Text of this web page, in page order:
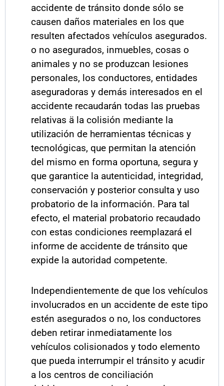
accidente de tránsito donde sólo se
causen daños materiales en los que
resulten afectados vehículos asegurados.
o no asegurados, inmuebles, cosas o
animales y no se produzcan lesiones
personales, los conductores, entidades
aseguradoras y demás interesados en el
accidente recaudarán todas las pruebas
relativas ä la colisión mediante la
utilización de herramientas técnicas y
tecnológicas, que permitan la atención
del mismo en forma oportuna, segura y
que garantice la autenticidad, integridad,
conservación y posterior consulta y uso
probatorio de la información. Para tal
efecto, el material probatorio recaudado
con estas condiciones reemplazará el
informe de accidente de tránsito que
expide la autoridad competente.
Independientemente de que los vehículos
involucrados en un accidente de este tipo
estén asegurados o no, los conductores
deben retirar inmediatamente los
vehículos colisionados y todo elemento
que pueda interrumpir el tránsito y acudir
a los centros de conciliación